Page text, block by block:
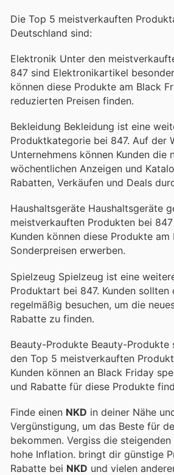
Die Top 5 meistverkauften
Deutschland sind:
Elektronik Unter den
847 sind Elektronikartikel
können diese Produkte am Black
reduzierten Preisen finden.
Bekleidung Bekleidung ist eine
Produktkategorie bei 847. Auf der
Unternehmens können Kunden die
wöchentlichen Anzeigen und
Rabatten, Verkäufen und Deals
Haushaltsgeräte Haushaltsgeräte
meistverkauften Produkten bei
Kunden können diese Produkte am
Sonderpreisen erwerben.
Spielzeug Spielzeug ist eine
Produktart bei 847. Kunden sollten
regelmäßig besuchen, um die
Rabatte zu finden.
Beauty-Produkte Beauty-Produkte
den Top 5 meistverkauften
Kunden können an Black Friday
und Rabatte für diese Produkte
Finde einen NKD in deiner Nähe
Vergünstigung, um das Beste für
bekommen. Vergiss die
hohe Inflation. bringt dir günstige
Rabatte bei NKD und vielen